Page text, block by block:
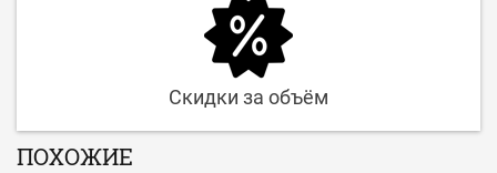
Скидки за объём
ПОХОЖИЕ